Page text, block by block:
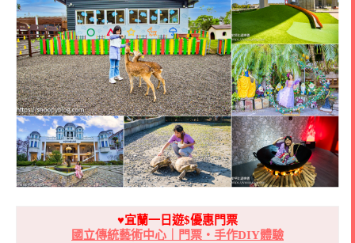
♥宜蘭一日遊$優惠門票
國立傳統藝術中心｜門票・手作DIY體驗